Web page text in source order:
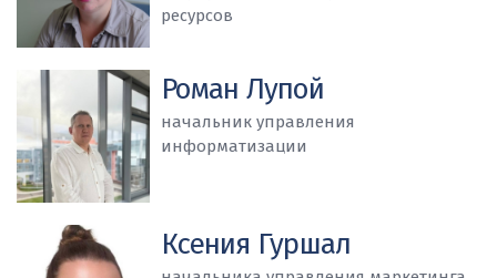
ресурсов
Роман Лупой
начальник управления
информатизации
Ксения Гуршал